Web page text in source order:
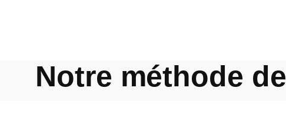
Notre méthode de